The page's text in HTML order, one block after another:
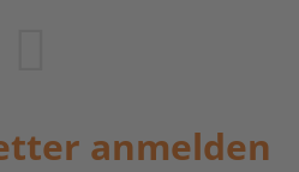
anmelden